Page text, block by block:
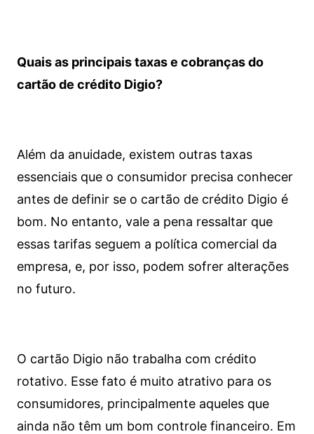
Quais as principais taxas e cobranças do
cartão de crédito Digio?
Além da anuidade, existem outras taxas
essenciais que o consumidor precisa conhecer
antes de definir se o cartão de crédito Digio é
bom. No entanto, vale a pena ressaltar que
essas tarifas seguem a política comercial da
empresa, e, por isso, podem sofrer alterações
no futuro.
O cartão Digio não trabalha com crédito
rotativo. Esse fato é muito atrativo para os
consumidores, principalmente aqueles que
ainda não têm um bom controle financeiro. Em